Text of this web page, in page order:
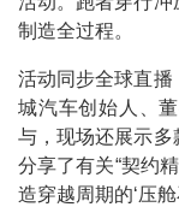
制造全过程。
活动同步全球直播
城汽车创始人、
与，现场还展示
分享了有关“契约
造穿越周期的‘压舱